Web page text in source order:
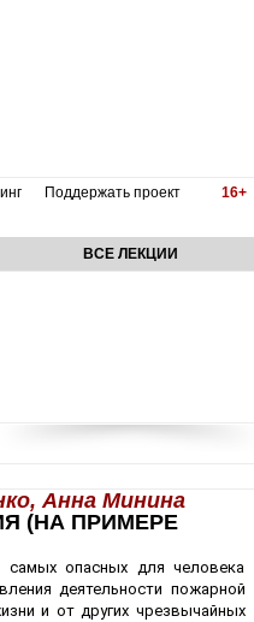
Поддержать проект 16+
ВСЕ ЛЕКЦИИ
Анна Минина
(НА ПРИМЕРЕ
самых опасных для человека
деятельности пожарной
и от других чрезвычайных